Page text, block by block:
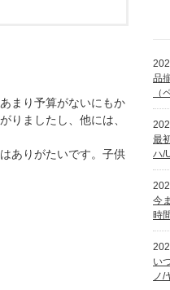
まり予算がないにもか
りましたし、他には、
ありがたいです。子供
品
（
最
ハ/
今
時
い
ノ/